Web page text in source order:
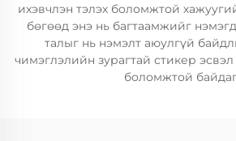
ихэвчлэн тэлэх боломжтой
бөгөөд энэ нь багтаамжийг
талыг нь нэмэлт аюулгүй
чимэглэлийн зурагтай стикер
боломжтой